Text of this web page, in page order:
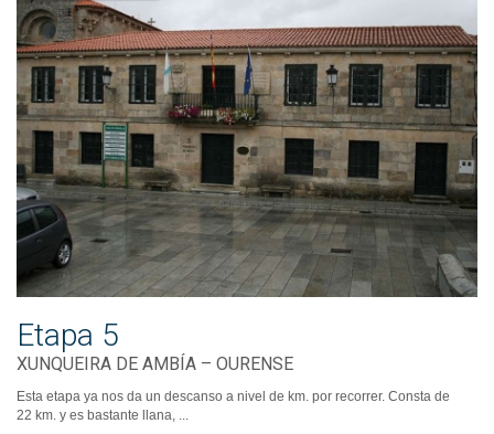
Etapa 5
XUNQUEIRA DE AMBÍA – OURENSE
Esta etapa ya nos da un descanso a nivel de km. por recorrer. Consta de
22 km. y es bastante llana, ...